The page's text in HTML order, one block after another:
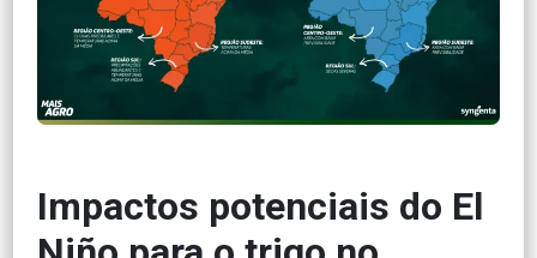
Impactos potenciais do El